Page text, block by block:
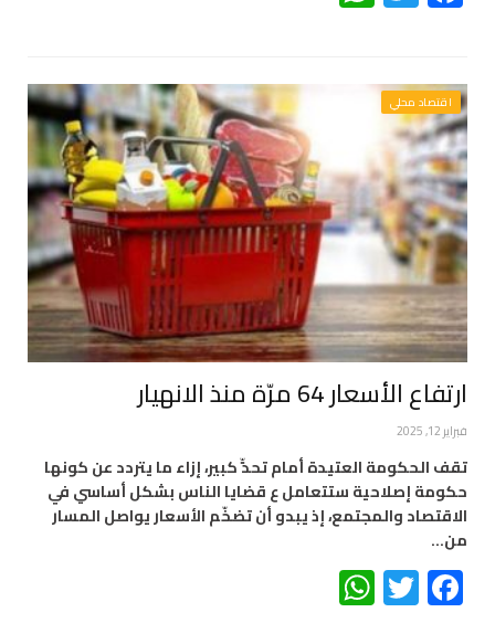
اقتصاد محلي
ارتفاع الأسعار 64 مرّة منذ الانهيار
فبراير 12, 2025
تقف الحكومة العتيدة أمام تحدٍّ كبير، إزاء ما يتردد عن كونها
حكومة إصلاحية ستتعامل ع قضايا الناس بشكل أساسي في
الاقتصاد والمجتمع، إذ يبدو أن تضخّم الأسعار يواصل المسار
من…
Facebook
Twitter